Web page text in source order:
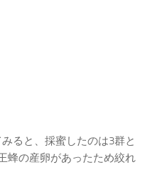
ると、採蜜したのは3群と
蜂の産卵があったため絞れ